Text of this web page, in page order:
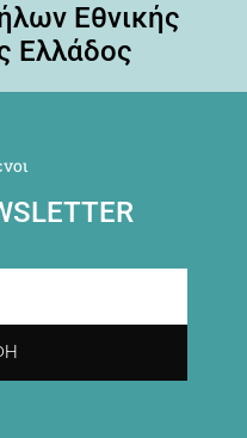
Εθνικής
Ελλάδος